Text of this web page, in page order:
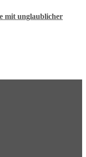
mit unglaublicher